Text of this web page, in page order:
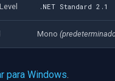
.NET Standard 2.1
Mono
para Windows.